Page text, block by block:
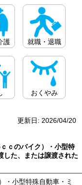
護 就職・退職
おくやみ
更新日: 2026/04/20
ｃのバイク）・小型特
した、または譲渡された
・小型特殊自動車・ミ